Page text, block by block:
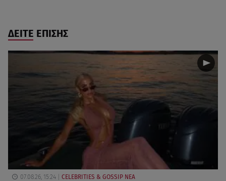
ΔΕΙΤΕ ΕΠΙΣΗΣ
07.08.26, 15:24 CELEBRITIES & GOSSIP ΝΕΑ